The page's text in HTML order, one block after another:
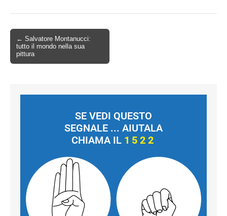
← Salvatore Montanucci:
tutto il mondo nella sua
pittura
SE VEDI QUESTO
SEGNALE ... AIUTALA
CHIAMA IL 1522